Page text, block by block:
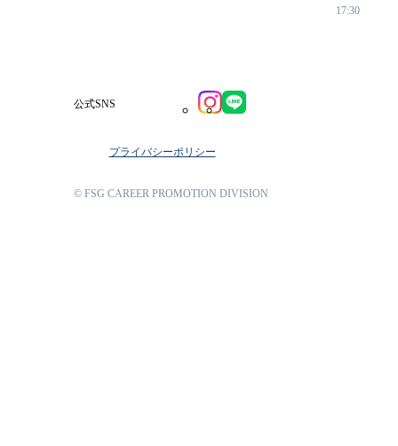
17:30
公式SNS
プライバシーポリシー
© FSG CAREER PROMOTION DIVISION